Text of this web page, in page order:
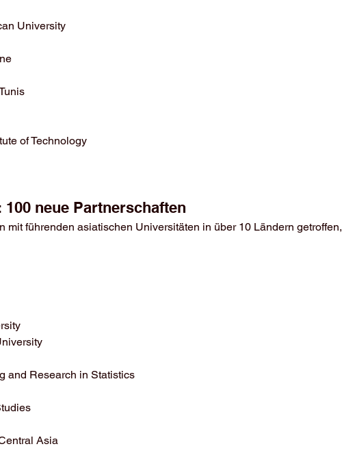
University
of Technology
neue Partnerschaften
mit führenden asiatischen Universitäten in über 10 Ländern getroffen,
and Research in Statistics
Asia